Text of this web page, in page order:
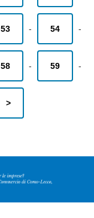
53 - 54 -
58 - 59 -
>